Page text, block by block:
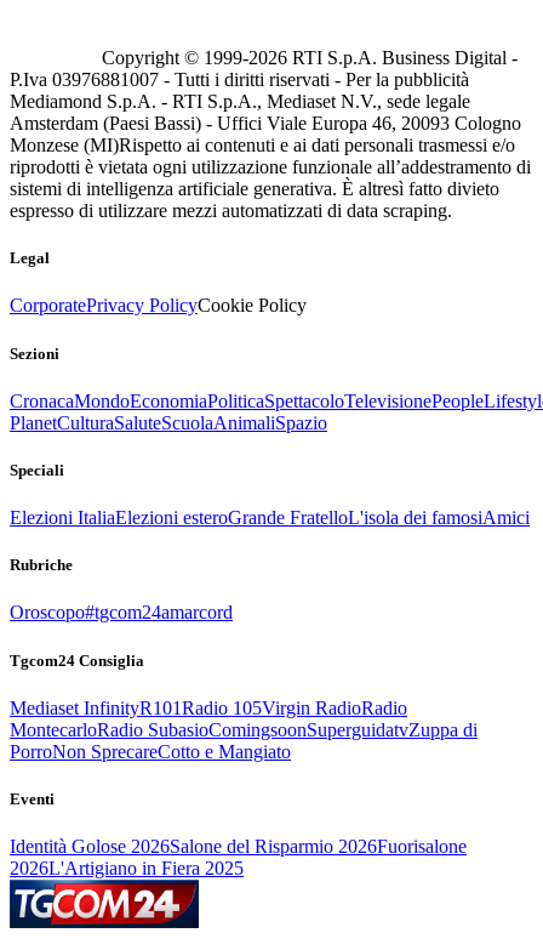
Copyright © 1999-2026 RTI S.p.A. Business Digital -
P.Iva 03976881007 - Tutti i diritti riservati - Per la pubblicità
Mediamond S.p.A. - RTI S.p.A., Mediaset N.V., sede legale
Amsterdam (Paesi Bassi) - Uffici Viale Europa 46, 20093 Cologno
Monzese (MI)Rispetto ai contenuti e ai dati personali trasmessi e/o
riprodotti è vietata ogni utilizzazione funzionale all’addestramento di
sistemi di intelligenza artificiale generativa. È altresì fatto divieto
espresso di utilizzare mezzi automatizzati di data scraping.
Legal
CorporatePrivacy PolicyCookie Policy
Sezioni
CronacaMondoEconomiaPoliticaSpettacoloTelevisionePeople
PlanetCulturaSaluteScuolaAnimaliSpazio
Speciali
Elezioni ItaliaElezioni esteroGrande FratelloL'isola dei famosiAmici
Rubriche
Oroscopo#tgcom24amarcord
Tgcom24 Consiglia
Mediaset InfinityR101Radio 105Virgin RadioRadio
MontecarloRadio SubasioComingsoonSuperguidatvZuppa di
PorroNon SprecareCotto e Mangiato
Eventi
Identità Golose 2026Salone del Risparmio 2026Fuorisalone
2026L'Artigiano in Fiera 2025